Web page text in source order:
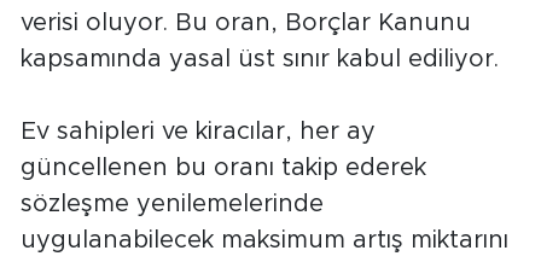
verisi oluyor. Bu oran, Borçlar Kanunu
kapsamında yasal üst sınır kabul ediliyor.
Ev sahipleri ve kiracılar, her ay
güncellenen bu oranı takip ederek
sözleşme yenilemelerinde
uygulanabilecek maksimum artış miktarını